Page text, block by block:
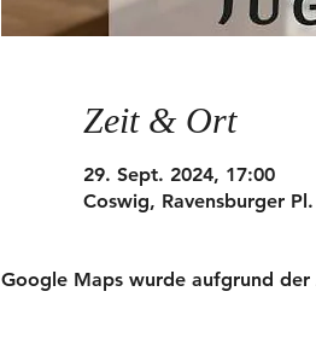
Zeit & Ort
29. Sept. 2024, 17:00
Coswig, Ravensburger
Google Maps wurde aufgrund